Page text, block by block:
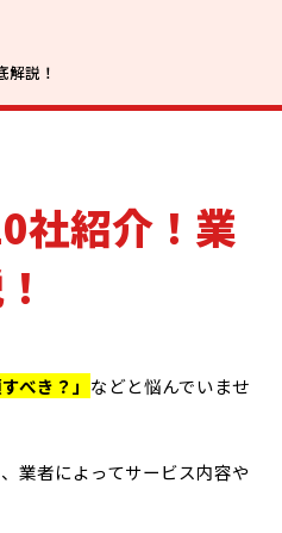
説！
社紹介！業
べき？」 などと悩んでいませ
業者によってサービス内容や